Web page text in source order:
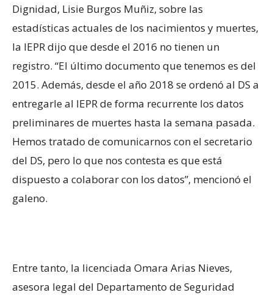
Dignidad, Lisie Burgos Muñiz, sobre las
estadísticas actuales de los nacimientos y muertes,
la IEPR dijo que desde el 2016 no tienen un
registro. “El último documento que tenemos es del
2015. Además, desde el año 2018 se ordenó al DS a
entregarle al IEPR de forma recurrente los datos
preliminares de muertes hasta la semana pasada.
Hemos tratado de comunicarnos con el secretario
del DS, pero lo que nos contesta es que está
dispuesto a colaborar con los datos”, mencionó el
galeno.
Entre tanto, la licenciada Omara Arias Nieves,
asesora legal del Departamento de Seguridad